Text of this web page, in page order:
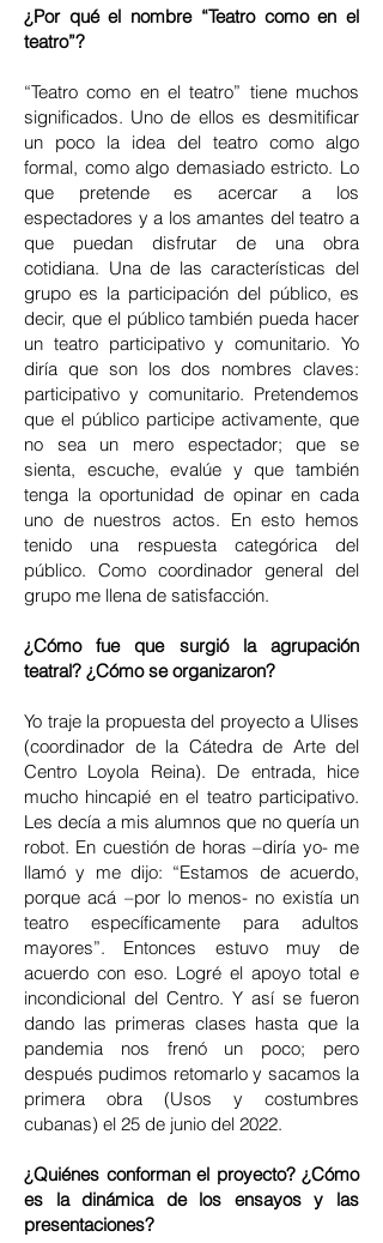
¿Por qué el nombre “Teatro como en el
teatro”?
“Teatro como en el teatro” tiene muchos
significados. Uno de ellos es desmitificar
un poco la idea del teatro como algo
formal, como algo demasiado estricto. Lo
que pretende es acercar a los
espectadores y a los amantes del teatro a
que puedan disfrutar de una obra
cotidiana. Una de las características del
grupo es la participación del público, es
decir, que el público también pueda hacer
un teatro participativo y comunitario. Yo
diría que son los dos nombres claves:
participativo y comunitario. Pretendemos
que el público participe activamente, que
no sea un mero espectador; que se
sienta, escuche, evalúe y que también
tenga la oportunidad de opinar en cada
uno de nuestros actos. En esto hemos
tenido una respuesta categórica del
público. Como coordinador general del
grupo me llena de satisfacción.
¿Cómo fue que surgió la agrupación
teatral? ¿Cómo se organizaron?
Yo traje la propuesta del proyecto a Ulises
(coordinador de la Cátedra de Arte del
Centro Loyola Reina). De entrada, hice
mucho hincapié en el teatro participativo.
Les decía a mis alumnos que no quería un
robot. En cuestión de horas –diría yo- me
llamó y me dijo: “Estamos de acuerdo,
porque acá –por lo menos- no existía un
teatro específicamente para adultos
mayores”. Entonces estuvo muy de
acuerdo con eso. Logré el apoyo total e
incondicional del Centro. Y así se fueron
dando las primeras clases hasta que la
pandemia nos frenó un poco; pero
después pudimos retomarlo y sacamos la
primera obra (Usos y costumbres
cubanas) el 25 de junio del 2022.
¿Quiénes conforman el proyecto? ¿Cómo
es la dinámica de los ensayos y las
presentaciones?